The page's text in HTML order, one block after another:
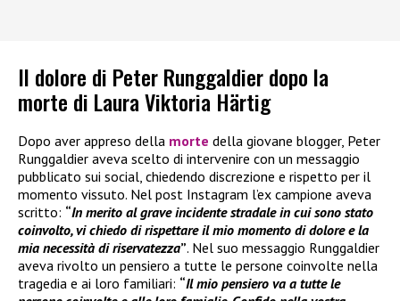
Il dolore di Peter Runggaldier dopo la
morte di Laura Viktoria Härtig
Dopo aver appreso della morte della giovane blogger, Peter
Runggaldier aveva scelto di intervenire con un messaggio
pubblicato sui social, chiedendo discrezione e rispetto per il
momento vissuto. Nel post Instagram l’ex campione aveva
scritto: “In merito al grave incidente stradale in cui sono stato
coinvolto, vi chiedo di rispettare il mio momento di dolore e la
mia necessità di riservatezza”. Nel suo messaggio Runggaldier
aveva rivolto un pensiero a tutte le persone coinvolte nella
tragedia e ai loro familiari: “Il mio pensiero va a tutte le